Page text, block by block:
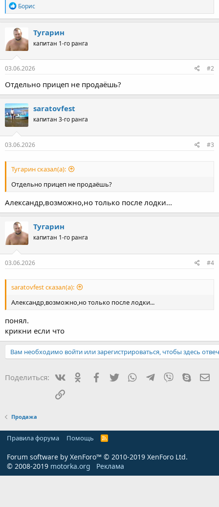
Р
е
а
к
ц
и
и
:
Борис
Тугарин
капитан 1-го ранга
03.06.2026 #2
Отдельно прицеп не продаёшь?
saratovfest
капитан 3-го ранга
03.06.2026 #3
Тугарин сказал(а):
Отдельно прицеп не продаёшь?
Александр,возможно,но только после лодки...
Тугарин
капитан 1-го ранга
03.06.2026 #4
saratovfest сказал(а):
Александр,возможно,но только после лодки...
понял.
крикни если что
Вам необходимо войти или зарегистрироваться, чтобы здесь
Поделиться: ВконтактеОдноклассники
Facebook
TwitterWhatsAppTelegram
Viber Skype
Ссылка
Продажа
Правила форума Помощь
R
Forum software by XenForo™ © 2010-2019 XenForo Ltd.
© 2008-2019 motorka.org Реклама